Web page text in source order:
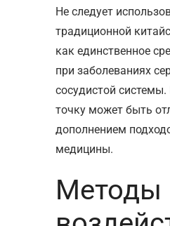
Не следует
традиционной
как единственное
при заболеваниях
сосудистой системы.
точку может быть
дополнением
медицины.
Методы